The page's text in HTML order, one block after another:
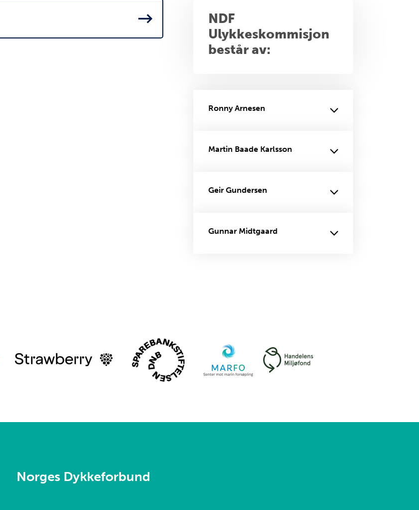
NDF
Ulykkeskommisjon
består av:
Ronny Arnesen
Martin Baade Karlsson
Geir Gundersen
Gunnar Midtgaard
Norges Dykkeforbund